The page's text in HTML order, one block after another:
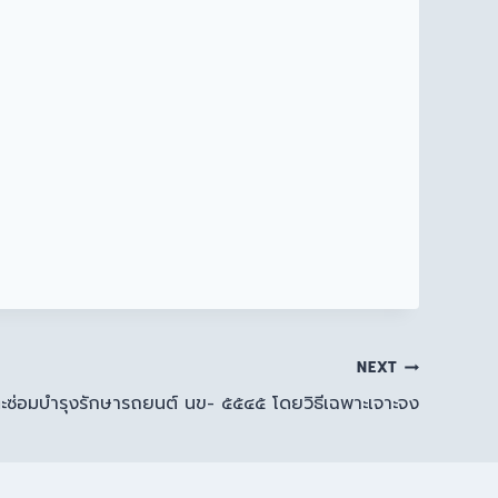
NEXT
ะซ่อมบำรุงรักษารถยนต์ นข- ๕๕๔๕ โดยวิธีเฉพาะเจาะจง